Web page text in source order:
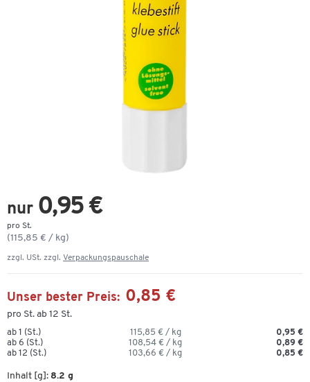
nur 0,95 €
pro St.
(115,85 € / kg)
zzgl. USt. zzgl. Verpackungspauschale
Unser bester Preis: 0,85 €
pro St. ab 12 St.
ab 1 (St.) 115,85 € / kg
0,95 €
ab 6 (St.)
108,54 € / kg
0,89 €
ab 12 (St.)
103,66 € / kg 0,85 €
Inhalt [g]: 8.2 g